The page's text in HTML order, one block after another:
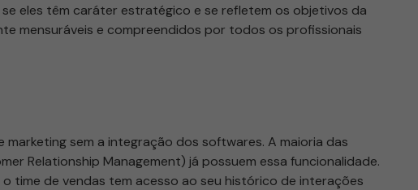
eles têm caráter estratégico e se refletem os objetivos da
mensuráveis e compreendidos por todos os profissionais
sem a integração dos softwares. A maioria das
Relationship Management) já possuem essa funcionalidade.
o time de vendas tem acesso ao seu histórico de interações